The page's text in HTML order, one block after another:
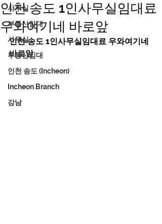
사무실
부동산임대
사무실
부동산임대
인천 송도 (Incheon)
Incheon Branch
강남
인천 송도 1인사무실임대료
우와여기네 바로앞
인천 송도 1인사무실임대료 우와여기네
바로앞